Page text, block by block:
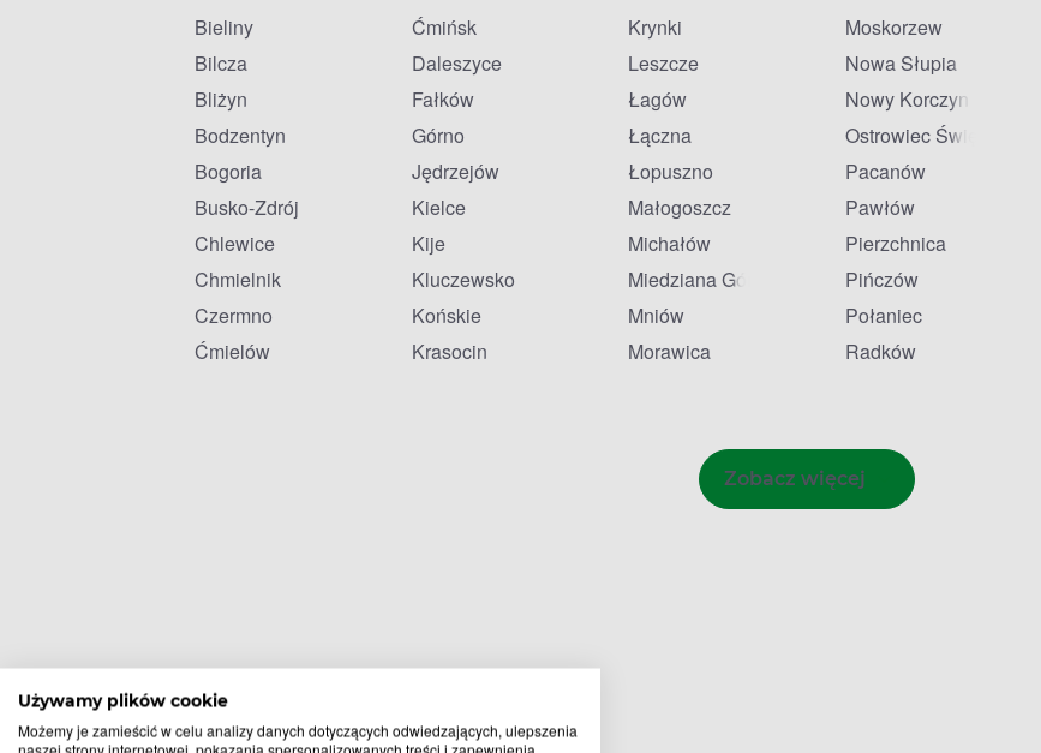
Używamy plików cookie
Możemy je zamieścić w celu analizy danych dotyczących odwiedzających, ulepszenia
naszej strony internetowej, pokazania spersonalizowanych treści i zapewnienia
Bieliny
Bilcza
Bliżyn
Bodzentyn
Bogoria
Busko-Zdrój
Chlewice
Chmielnik
Czermno
Ćmielów
Ćmińsk
Daleszyce
Fałków
Górno
Jędrzejów
Kielce
Kije
Kluczewsko
Końskie
Krasocin
Krynki
Leszcze
Łagów
Łączna
Łopuszno
Małogoszcz
Michałów
Miedziana Góra
Mniów
Morawica
Moskorzew
Nowa Słupia
Nowy Korczyn
Ostrowiec Świętokrzyski
Pacanów
Pawłów
Pierzchnica
Pińczów
Połaniec
Radków
Zobacz więcej